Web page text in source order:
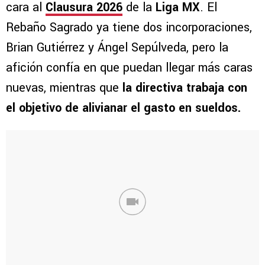
cara al Clausura 2026 de la Liga MX. El
Rebaño Sagrado ya tiene dos incorporaciones,
Brian Gutiérrez y Ángel Sepúlveda, pero la
afición confía en que puedan llegar más caras
nuevas, mientras que la directiva trabaja con
el objetivo de alivianar el gasto en sueldos.